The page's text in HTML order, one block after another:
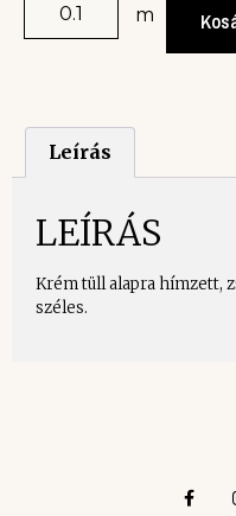
m
Leírás
LEÍRÁS
Krém tüll alapra hímzett,
széles.